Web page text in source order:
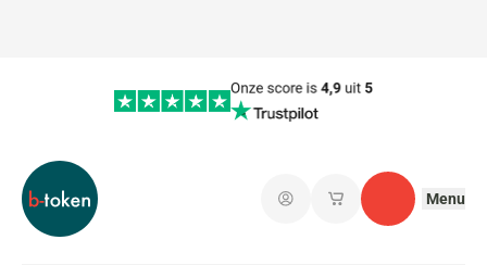
AanmeldenMijn opgeslagen
Contact
Menu